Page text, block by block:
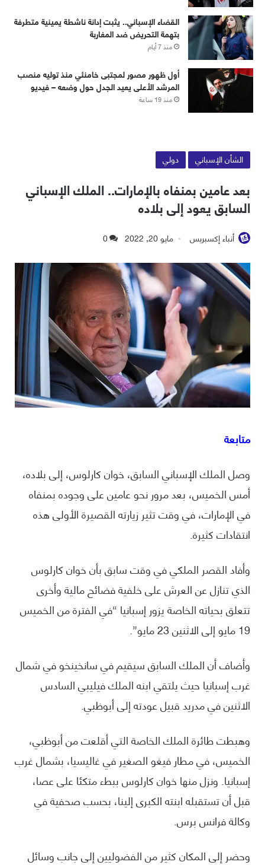
القضاء الإسباني.. يثبت إدانة ناشطة يمينية متطرفة
بتهمة التحريض ضد المغاربة
منذ 7 أيام
أول ظهور مصور لمجتبى خامنئي منذ توليه منصب
المرشد الأعلى يعيد الجدل حول وضعه – فيديو
منذ 19 ساعة